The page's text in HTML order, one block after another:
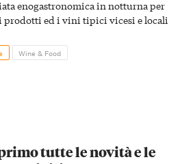
enogastronomica in notturna per
prodotti ed i vini tipici vicesi e locali
Wine & Food
tutte le novità e le